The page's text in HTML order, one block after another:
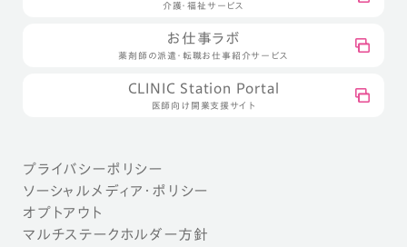
介護・福祉サービス
お仕事ラボ
薬剤師の派遣・転職お仕事紹介サービス
CLINIC Station Portal
医師向け開業支援サイト
プライバシーポリシー
ソーシャルメディア・ポリシー
オプトアウト
マルチステークホルダー方針